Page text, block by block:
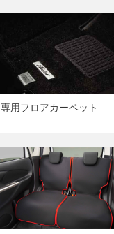
専用フロアカーペット